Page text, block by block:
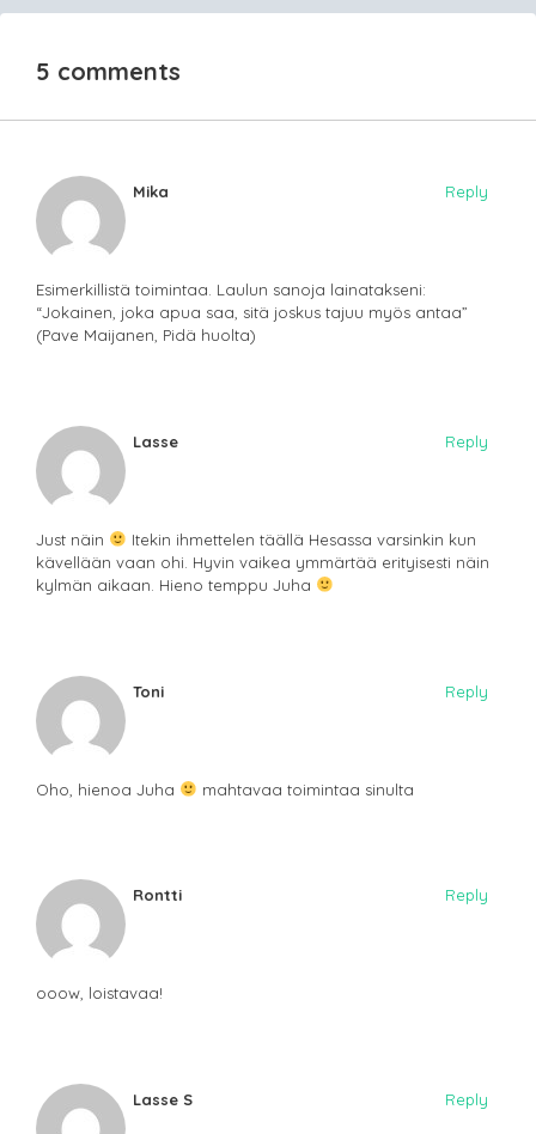
5 comments
Mika
Esimerkillistä toimintaa. Laulun sanoja lainatakseni:
“Jokainen, joka apua saa, sitä joskus tajuu myös antaa”
(Pave Maijanen, Pidä huolta)
Reply
Lasse
Just näin
Itekin ihmettelen täällä Hesassa varsinkin kun
kävellään vaan ohi. Hyvin vaikea ymmärtää erityisesti näin
kylmän aikaan. Hieno temppu Juha
Reply
Toni
Oho, hienoa Juha mahtavaa toimintaa sinulta
Reply
Rontti
ooow, loistavaa!
Reply
Lasse S Reply